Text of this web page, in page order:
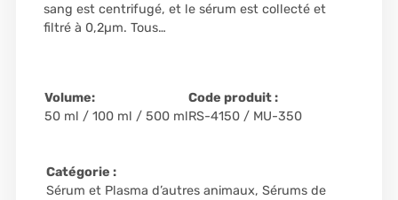
sang est centrifugé, et le sérum est collecté et
filtré à 0,2µm. Tous…
Volume:
50 ml / 100 ml / 500 ml
Code produit :
RS-4150 / MU-350
Catégorie :
Sérum et Plasma d’autres animaux, Sérums de